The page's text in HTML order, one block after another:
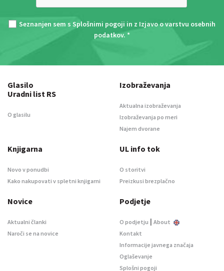
Seznanjen sem s Splošnimi pogoji in z Izjavo o varstvu osebnih
podatkov. *
Glasilo
Uradni list RS
O glasilu
Izobraževanja
Aktualna izobraževanja
Izobraževanja po meri
Najem dvorane
Knjigarna
Novo v ponudbi
Kako nakupovati v spletni knjigarni
UL info tok
O storitvi
Preizkusi brezplačno
Novice
Aktualni članki
Naroči se na novice
Podjetje
O podjetju | About
Kontakt
Informacije javnega značaja
Oglaševanje
Splošni pogoji